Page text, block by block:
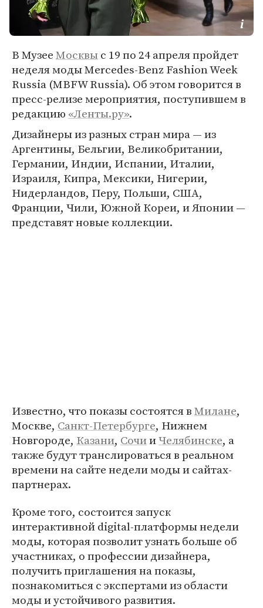
В МузееМосквыс 19 по 24 апреля пройдет
неделя моды Mercedes-Benz Fashion Week
Russia (MBFW Russia). Об этом говорится в
пресс-релизе мероприятия, поступившем в
редакцию «Ленты.ру».
Дизайнеры из разных стран мира — из
Аргентины, Бельгии, Великобритании,
Германии, Индии, Испании, Италии,
Израиля, Кипра, Мексики, Нигерии,
Нидерландов, Перу, Польши, США,
Франции, Чили, Южной Кореи, и Японии —
представят новые коллекции.
Известно, что показы состоятся вМилане,
Москве, Санкт-Петербурге, Нижнем
Новгороде, Казани, СочииЧелябинске, а
также будут транслироваться в реальном
времени на сайте недели моды и сайтах-
партнерах.
Кроме того, состоится запуск
интерактивной digital-платформы недели
моды, которая позволит узнать больше об
участниках, о профессии дизайнера,
получить приглашения на показы,
познакомиться с экспертами из области
моды и устойчивого развития.